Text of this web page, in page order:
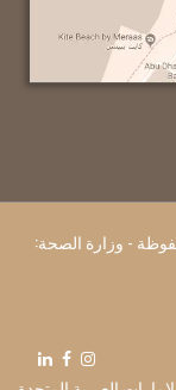
- وزارة الصحة: